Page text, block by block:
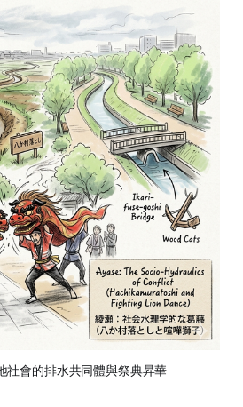
社會的排水共同體與祭典昇華